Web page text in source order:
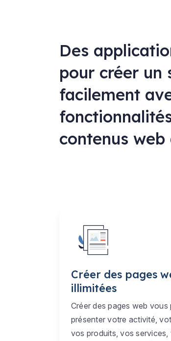
Des
pour créer un
facilement
contenus
Créer des pages
illimitées
Créer des pages web vous
présenter votre activité,
vos produits, vos services,